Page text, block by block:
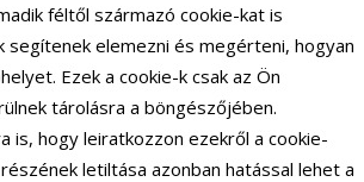
féltől származó cookie-kat is
segítenek elemezni és megérteni, hogyan
Ezek a cookie-k csak az Ön
tárolásra a böngészőjében.
is, hogy leiratkozzon ezekről a cookie-
letiltása azonban hatással lehet a